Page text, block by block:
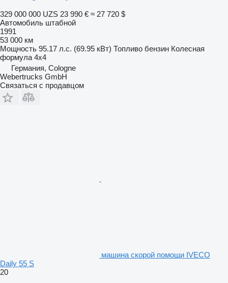
329 000 000 UZS 23 990 € ≈ 27 720 $
Автомобиль штабной
1991
53 000 км
Мощность 95.17 л.с. (69.95 кВт) Топливо бензин Колесная
формула 4x4
Германия, Cologne
Webertrucks GmbH
Связаться с продавцом
машина скорой помощи IVECO
Daily 55 S
20